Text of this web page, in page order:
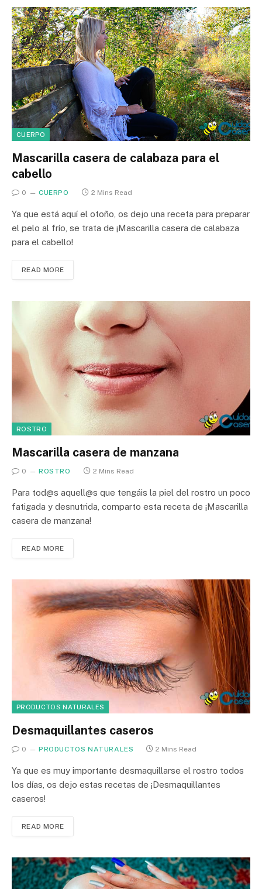
CUERPO
Mascarilla casera de calabaza para el
cabello
0 CUERPO 2 Mins Read
Ya que está aquí el otoño, os dejo una receta para preparar
el pelo al frío, se trata de ¡Mascarilla casera de calabaza
para el cabello!
READ MORE
ROSTRO
Mascarilla casera de manzana
0 ROSTRO 2 Mins Read
Para tod@s aquell@s que tengáis la piel del rostro un poco
fatigada y desnutrida, comparto esta receta de ¡Mascarilla
casera de manzana!
READ MORE
PRODUCTOS NATURALES
Desmaquillantes caseros
0 PRODUCTOS NATURALES 2 Mins Read
Ya que es muy importante desmaquillarse el rostro todos
los días, os dejo estas recetas de ¡Desmaquillantes
caseros!
READ MORE